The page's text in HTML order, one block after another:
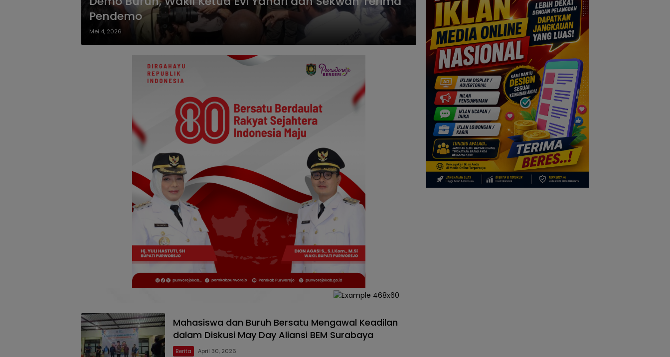
Pendemo
Mei 4, 2026
Mahasiswa dan Buruh Bersatu Mengawal Keadilan
dalam Diskusi May Day Aliansi BEM Surabaya
Berita April 30, 2026